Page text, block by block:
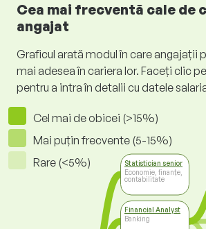
Cea mai frecventă cale de
angajat
Graficul arată modul în care angajații
mai adesea în cariera lor. Faceți clic
pentru a intra în detalii cu datele
Cel mai de obicei (>15%)
Mai puțin frecvente (5-15%)
Rare (<5%)
Statistician senior
Economie, finanțe,
contabilitate
Financial Analyst
Banking